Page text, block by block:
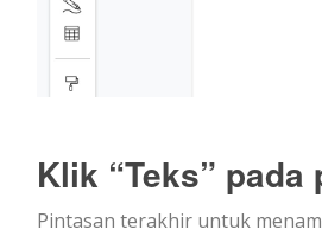
Klik “Teks” pada
Pintasan terakhir untuk